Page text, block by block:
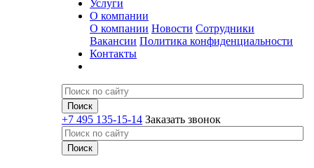
Услуги
О компании
О компании Новости Сотрудники
Вакансии Политика конфиденциальности
Контакты
+7 495 135-15-14 Заказать звонок